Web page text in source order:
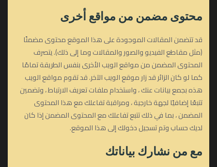
محتوى مضمن من مواقع أخرى
قد تتضمن المقالات الموجودة على هذا الموقع محتوى مضمنًا
(مثل مقاطع الفيديو والصور والمقالات وما إلى ذلك). يتصرف
المحتوى المضمن من مواقع الويب الأخرى بنفس الطريقة تمامًا
كما لو كان الزائر قد زار موقع الويب الآخر. قد تقوم مواقع الويب
هذه بجمع بيانات عنك ، واستخدام ملفات تعريف الارتباط ، وتضمين
تتبعًا إضافيًا لجهة خارجية ، ومراقبة تفاعلك مع هذا المحتوى
المضمن ، بما في ذلك تتبع تفاعلك مع المحتوى المضمن إذا كان
لديك حساب وتم تسجيل دخولك إلى هذا الموقع.
مع من نشارك بياناتك